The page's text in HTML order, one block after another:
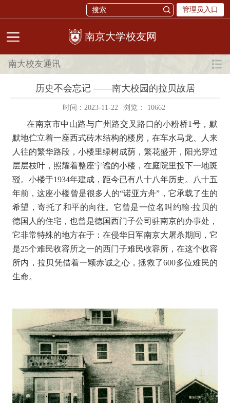
管理员入口
校友网
南大校友通讯
历史不会忘记 ——南大校园的拉贝故居
时间：2023-11-22 浏览： 10662
在南京市中山路与广州路交叉路口的小粉桥1 号，默
默地伫立着一座西式砖木结构的楼房，在车水马龙、人来
人往的繁华路段，小楼里绿树成荫，繁花盛开，阳光穿过
层层枝叶，照耀着整座宁谧的小楼，在庭院里投下一地斑
驳。小楼于1934年建成，距今已有八十八年历史。八十五
年前，这座小楼曾是很多人的“诺亚方舟” ，它承载了生的
希望，寄托了和平的向往。它曾是一位名叫约翰·拉贝的
德国人的住宅，也曾是德国西门子公司驻南京的办事处，
它非常特殊的地方在于：在侵华日军南京大屠杀期间，它
是25个难民收容所之一的西门子难民收容所，在这个收容
所内，拉贝凭借着一颗赤诚之心，拯救了600多位难民的
生命。